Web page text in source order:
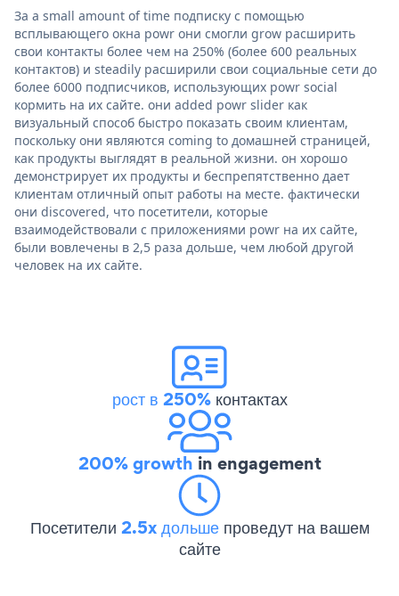
За a small amount of time подписку с помощью
всплывающего окна powr они смогли grow расширить
свои контакты более чем на 250% (более 600 реальных
контактов) и steadily расширили свои социальные сети до
более 6000 подписчиков, использующих powr social
кормить на их сайте. они added powr slider как
визуальный способ быстро показать своим клиентам,
поскольку они являются coming to домашней страницей,
как продукты выглядят в реальной жизни. он хорошо
демонстрирует их продукты и беспрепятственно дает
клиентам отличный опыт работы на месте. фактически
они discovered, что посетители, которые
взаимодействовали с приложениями powr на их сайте,
были вовлечены в 2,5 раза дольше, чем любой другой
человек на их сайте.
рост в 250%контактах
200% growth in engagement
Посетители 2.5x дольше проведут на вашем
сайте